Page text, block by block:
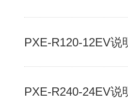
PXE-R120-12EV说
PXE-R240-24EV说